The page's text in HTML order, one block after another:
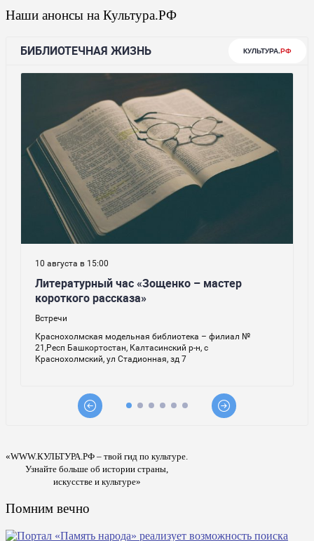
Наши анонсы на Культура.РФ
«WWW.КУЛЬТУРА.РФ – твой гид по культуре.
Узнайте больше об истории страны,
искусстве и культуре»
Помним вечно